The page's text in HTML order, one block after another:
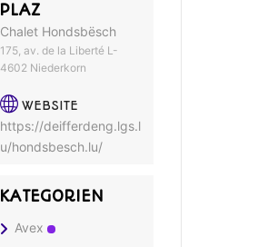
PLAZ
Chalet Hondsbësch
175, av. de la Liberté L-
4602 Niederkorn
WEBSITE
https://deifferdeng.lgs.l
u/hondsbesch.lu/
KATEGORIEN
Avex